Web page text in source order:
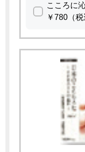
こころに
￥780（税